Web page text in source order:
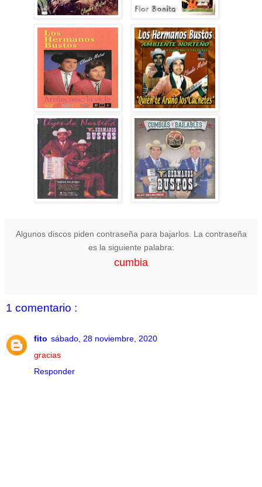
Algunos discos piden contraseña para bajarlos. La contraseña
es la siguiente palabra:
cumbia
1 comentario :
fito sábado, 28 noviembre, 2020
gracias
Responder